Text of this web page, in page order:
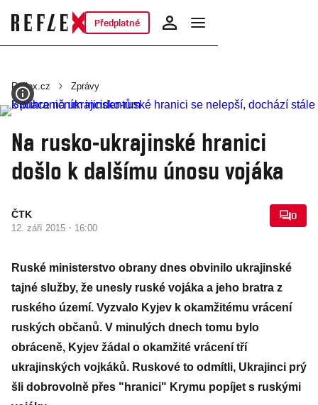
Předplatné
Reflex.cz Zprávy
Na rusko-ukrajinské hranici
došlo k dalšímu únosu vojáka
ČTK
12. září 2015 · 16:00
0
Ruské ministerstvo obrany dnes obvinilo ukrajinské
tajné služby, že unesly ruské vojáka a jeho bratra z
ruského území. Vyzvalo Kyjev k okamžitému vrácení
ruských občanů. V minulých dnech tomu bylo
obráceně, Kyjev žádal o okamžité vrácení tří
ukrajinských vojkáků. Ruskové to odmítli, Ukrajinci prý
šli dobrovolně přes "hranici" Krymu popíjet s ruskými